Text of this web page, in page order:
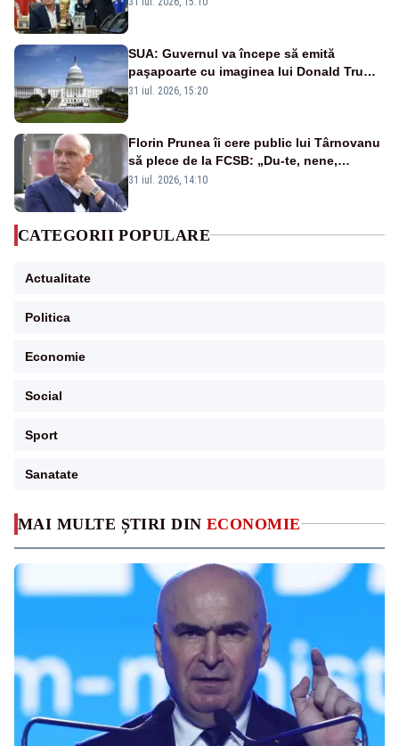
MAI MULTE ȘTIRI DIN ECONOMIE
SUA: Guvernul va începe să emită
paşapoarte cu imaginea lui Donald Trump
începând cu 8 august
31 iul. 2026, 15:20
Florin Prunea îi cere public lui Târnovanu
să plece de la FCSB: „Du-te, nene,
învârtindu-te!”
31 iul. 2026, 14:10
CATEGORII POPULARE
Actualitate
Politica
Economie
Social
Sport
Sanatate